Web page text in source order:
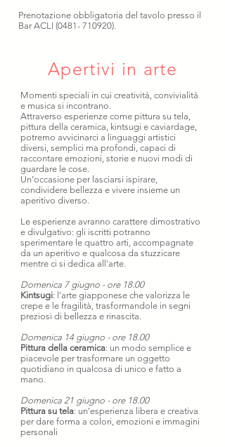
Prenotazione obbligatoria del tavolo presso il
Bar ACLI (0481- 710920).
Apertivi in arte
Momenti speciali in cui creatività, convivialità
e musica si incontrano.
Attraverso esperienze come pittura su tela,
pittura della ceramica, kintsugi e caviardage,
potremo avvicinarci a linguaggi artistici
diversi, semplici ma profondi, capaci di
raccontare emozioni, storie e nuovi modi di
guardare le cose.
Un’occasione per lasciarsi ispirare,
condividere bellezza e vivere insieme un
aperitivo diverso.
Le esperienze avranno carattere dimostrativo
e divulgativo: gli iscritti potranno
sperimentare le quattro arti, accompagnate
da un aperitivo e qualcosa da stuzzicare
mentre ci si dedica all'arte.
Domenica 7 giugno - ore 18.00
Kintsugi: l’arte giapponese che valorizza le
crepe e le fragilità, trasformandole in segni
preziosi di bellezza e rinascita.
Domenica 14 giugno - ore 18.00
Pittura della ceramica: un modo semplice e
piacevole per trasformare un oggetto
quotidiano in qualcosa di unico e fatto a
mano.
Domenica 21 giugno - ore 18.00
Pittura su tela: un’esperienza libera e creativa
per dare forma a colori, emozioni e immagini
personali